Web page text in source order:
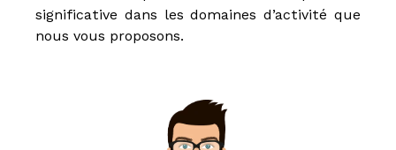
significative dans les domaines d’activité que
nous vous proposons.